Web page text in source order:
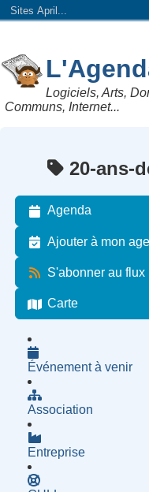
Sites April...
Logiciels, Arts,
Communs, Internet...
20-ans-
Agenda
Ajouter à mon
S'abonner au flux
Carte
Événement à venir
Association
Entreprise